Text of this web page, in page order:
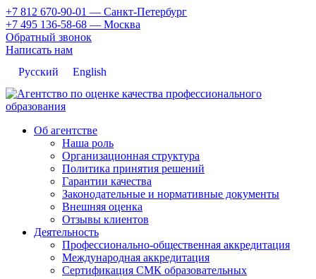
+7 812 670-90-01 — Санкт-Петербург
+7 495 136-58-68 — Москва
Обратный звонок
Написать нам
Русский
English
Об агентстве
Наша роль
Организационная структура
Политика принятия решений
Гарантии качества
Законодательные и нормативные документы
Внешняя оценка
Отзывы клиентов
Деятельность
Профессионально-общественная аккредитация
Международная аккредитация
Сертификация СМК образовательных